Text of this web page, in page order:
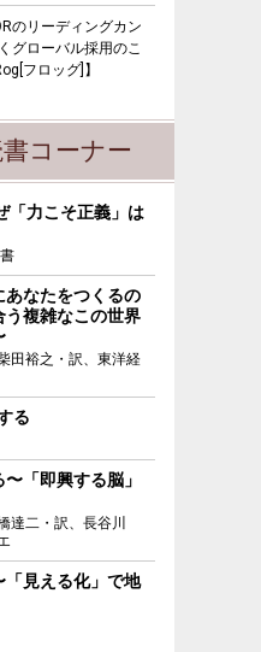
のリーディングカン
グローバル採用のこ
フロッグ]】
コーナー
「力こそ正義」は
あなたをつくるの
う複雑なこの世界
田裕之・訳、東洋経
る
「即興する脳」
達二・訳、長谷川
「見える化」で地